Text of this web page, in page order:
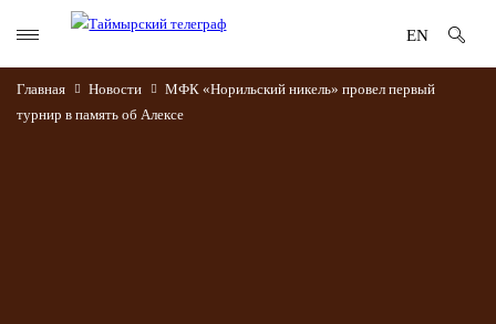
EN
Главная Новости
МФК «Норильский никель» провел первый
турнир в память об Алексе